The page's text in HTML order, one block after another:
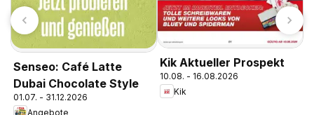
Senseo: Café Latte
Dubai Chocolate Style
01.07. - 31.12.2026
Angebote
Kik Aktueller Prospekt
10.08. - 16.08.2026
Kik